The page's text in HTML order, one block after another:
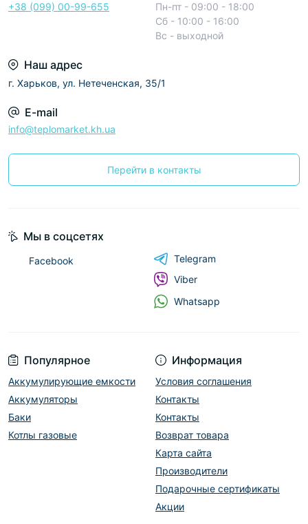
+38 (099) 00-99-655
Пн-пт - 09:00 - 18:00
Сб - 10:00 - 16:00
Вс - выходной
Наш адрес
г. Харьков, ул. Нетеченская, 35/1
E-mail
info@teplomarket.kh.ua
Перейти в контакты
Популярное
Аккумулирующие емкости
Аккумуляторы
Баки
Котлы газовые
Информация
Условия соглашения
Контакты
Контакты
Возврат товара
Карта сайта
Производители
Подарочные сертификаты
Акции
Мы в соцсетях
Facebook
Telegram
Viber
Whatsapp